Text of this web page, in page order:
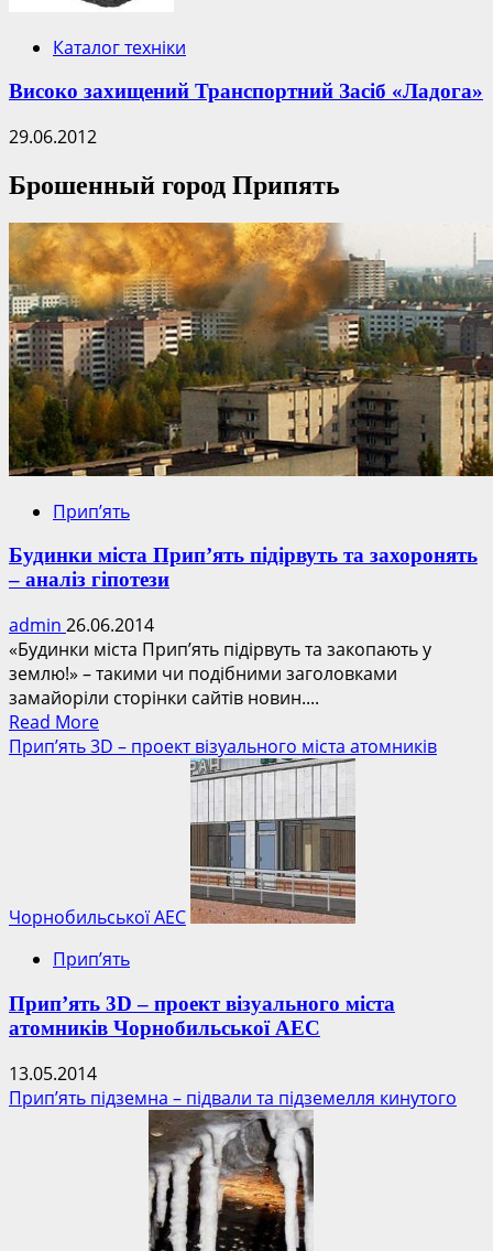
Каталог техніки
Високо захищений Транспортний Засіб «Ладога»
29.06.2012
Брошенный город Припять
Прип’ять
Будинки міста Прип’ять підірвуть та захоронять
– аналіз гіпотези
admin 26.06.2014
«Будинки міста Прип’ять підірвуть та закопають у
землю!» – такими чи подібними заголовками
замайоріли сторінки сайтів новин....
Read MoreRead
more
захоронять
аналіз
Прип’ять 3D – проект візуального міста атомників
Чорнобильської АЕС
Прип’ять
Прип’ять 3D – проект візуального міста
атомників Чорнобильської АЕС
13.05.2014
Прип’ять підземна – підвали та підземелля кинутого